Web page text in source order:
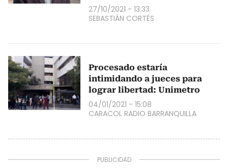
27/10/2021 - 13:33
SEBASTIÁN CORTÉS
Procesado estaría
intimidando a jueces para
lograr libertad: Unimetro
04/01/2021 - 15:08
CARACOL RADIO BARRANQUILLA